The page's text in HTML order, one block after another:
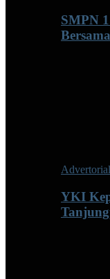
SMPN
Advertorial
YKI